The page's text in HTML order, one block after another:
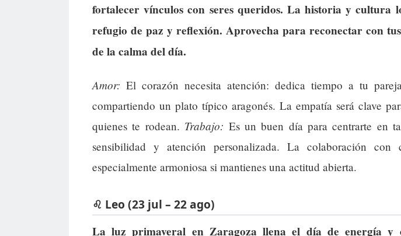
fortalecer vínculos con seres queridos. La historia y cultura
refugio de paz y reflexión. Aprovecha para reconectar con
de la calma del día.
Amor: El corazón necesita atención: dedica tiempo a tu
compartiendo un plato típico aragonés. La empatía será clave
quienes te rodean. Trabajo: Es un buen día para centrarte en
sensibilidad y atención personalizada. La colaboración con
especialmente armoniosa si mantienes una actitud abierta.
♌ Leo (23 jul – 22 ago)
La luz primaveral en Zaragoza llena el día de energía y